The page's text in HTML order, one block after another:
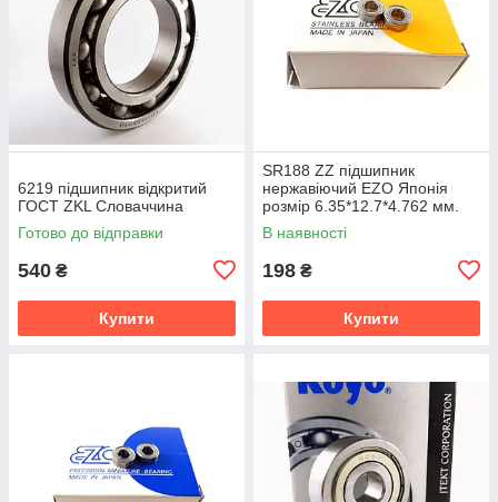
6219 підшипник відкритий
ГОСТ ZKL Словаччина
Готово до відправки
540 ₴
Купити
SR188 ZZ підшипник
нержавіючий EZO Японія
розмір 6.35*12.7*4.762 мм.
В наявності
198 ₴
Купити